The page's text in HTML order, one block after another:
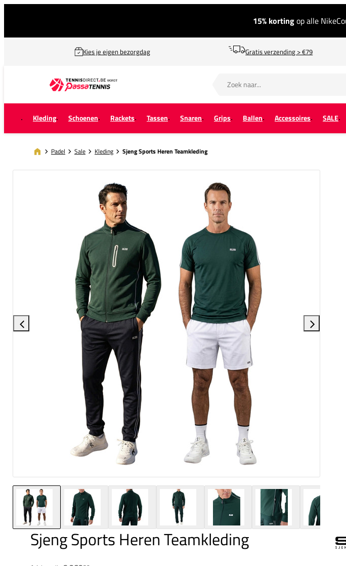
15% kortingop alle
Kies je eigen bezorgdag Gratis verzending > €79
Kleding Schoenen Rackets Tassen Snaren Grips Ballen Accessoires SALE
Padel Sale Kleding Sjeng Sports Heren Teamkleding
Sjeng Sports Heren Teamkleding